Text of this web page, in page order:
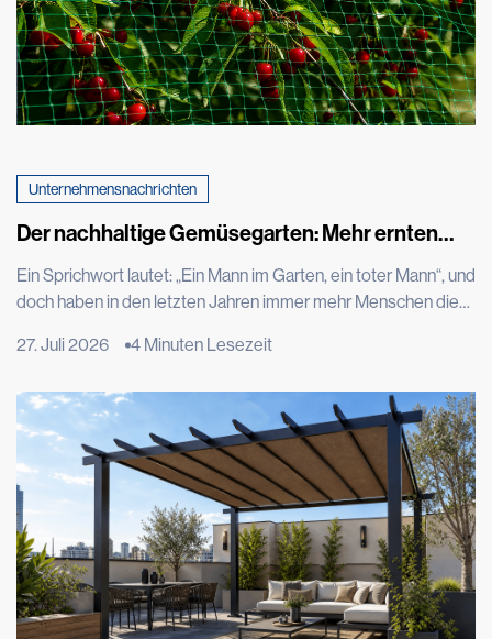
Unternehmensnachrichten
Der nachhaltige Gemüsegarten: Mehr ernten
Ein Sprichwort lautet: „Ein Mann im Garten, ein toter Mann“, und
doch haben in den letzten Jahren immer mehr Menschen die
selbst anzubauen – angetrieben von dem Wunsch,
Verschwendung zu reduzieren und einen nachhaltigeren
Lebensstil zu führen. Dank des technologischen Fortschritts,
beispielsweise durch automatisierte Bewässerung, ist es
heute möglich, […]
27. Juli 2026 4 Minuten Lesezeit